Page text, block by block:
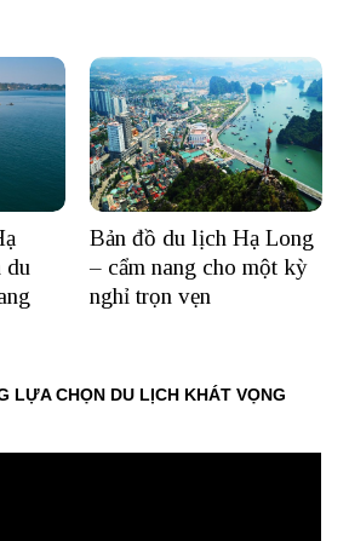
du
Bản đồ du lịch Hạ Long
– cẩm nang cho một kỳ
nghỉ trọn vẹn
LỰA CHỌN DU LỊCH KHÁT VỌNG